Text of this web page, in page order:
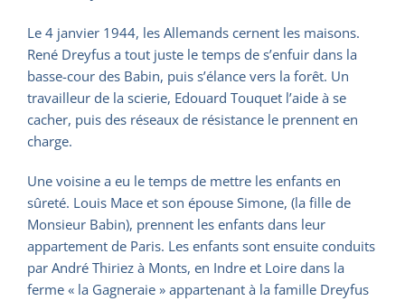
Le 4 janvier 1944, les Allemands cernent les maisons.
René Dreyfus a tout juste le temps de s’enfuir dans la
basse-cour des Babin, puis s’élance vers la forêt. Un
travailleur de la scierie, Edouard Touquet l’aide à se
cacher, puis des réseaux de résistance le prennent en
charge.
Une voisine a eu le temps de mettre les enfants en
sûreté. Louis Mace et son épouse Simone, (la fille de
Monsieur Babin), prennent les enfants dans leur
appartement de Paris. Les enfants sont ensuite conduits
par André Thiriez à Monts, en Indre et Loire dans la
ferme « la Gagneraie » appartenant à la famille Dreyfus